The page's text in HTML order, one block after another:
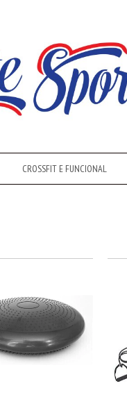
CROSSFIT E FUNCIONAL